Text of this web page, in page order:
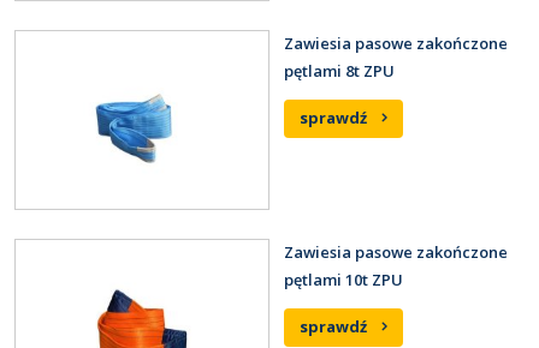
Zawiesia pasowe zakończone
pętlami 8t ZPU
sprawdź
Zawiesia pasowe zakończone
pętlami 10t ZPU
sprawdź